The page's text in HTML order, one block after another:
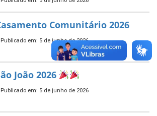
Comunitário 2026
Publicado em: 5 de junho de 2026
João 2026
Publicado em: 5 de junho de 2026